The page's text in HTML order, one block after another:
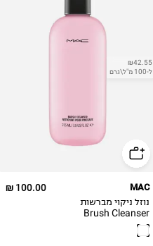
₪42.55
ל-100 מ"ל\גרם
100.00 ₪ MAC
נוזל ניקוי מברשות
Brush Cleanser